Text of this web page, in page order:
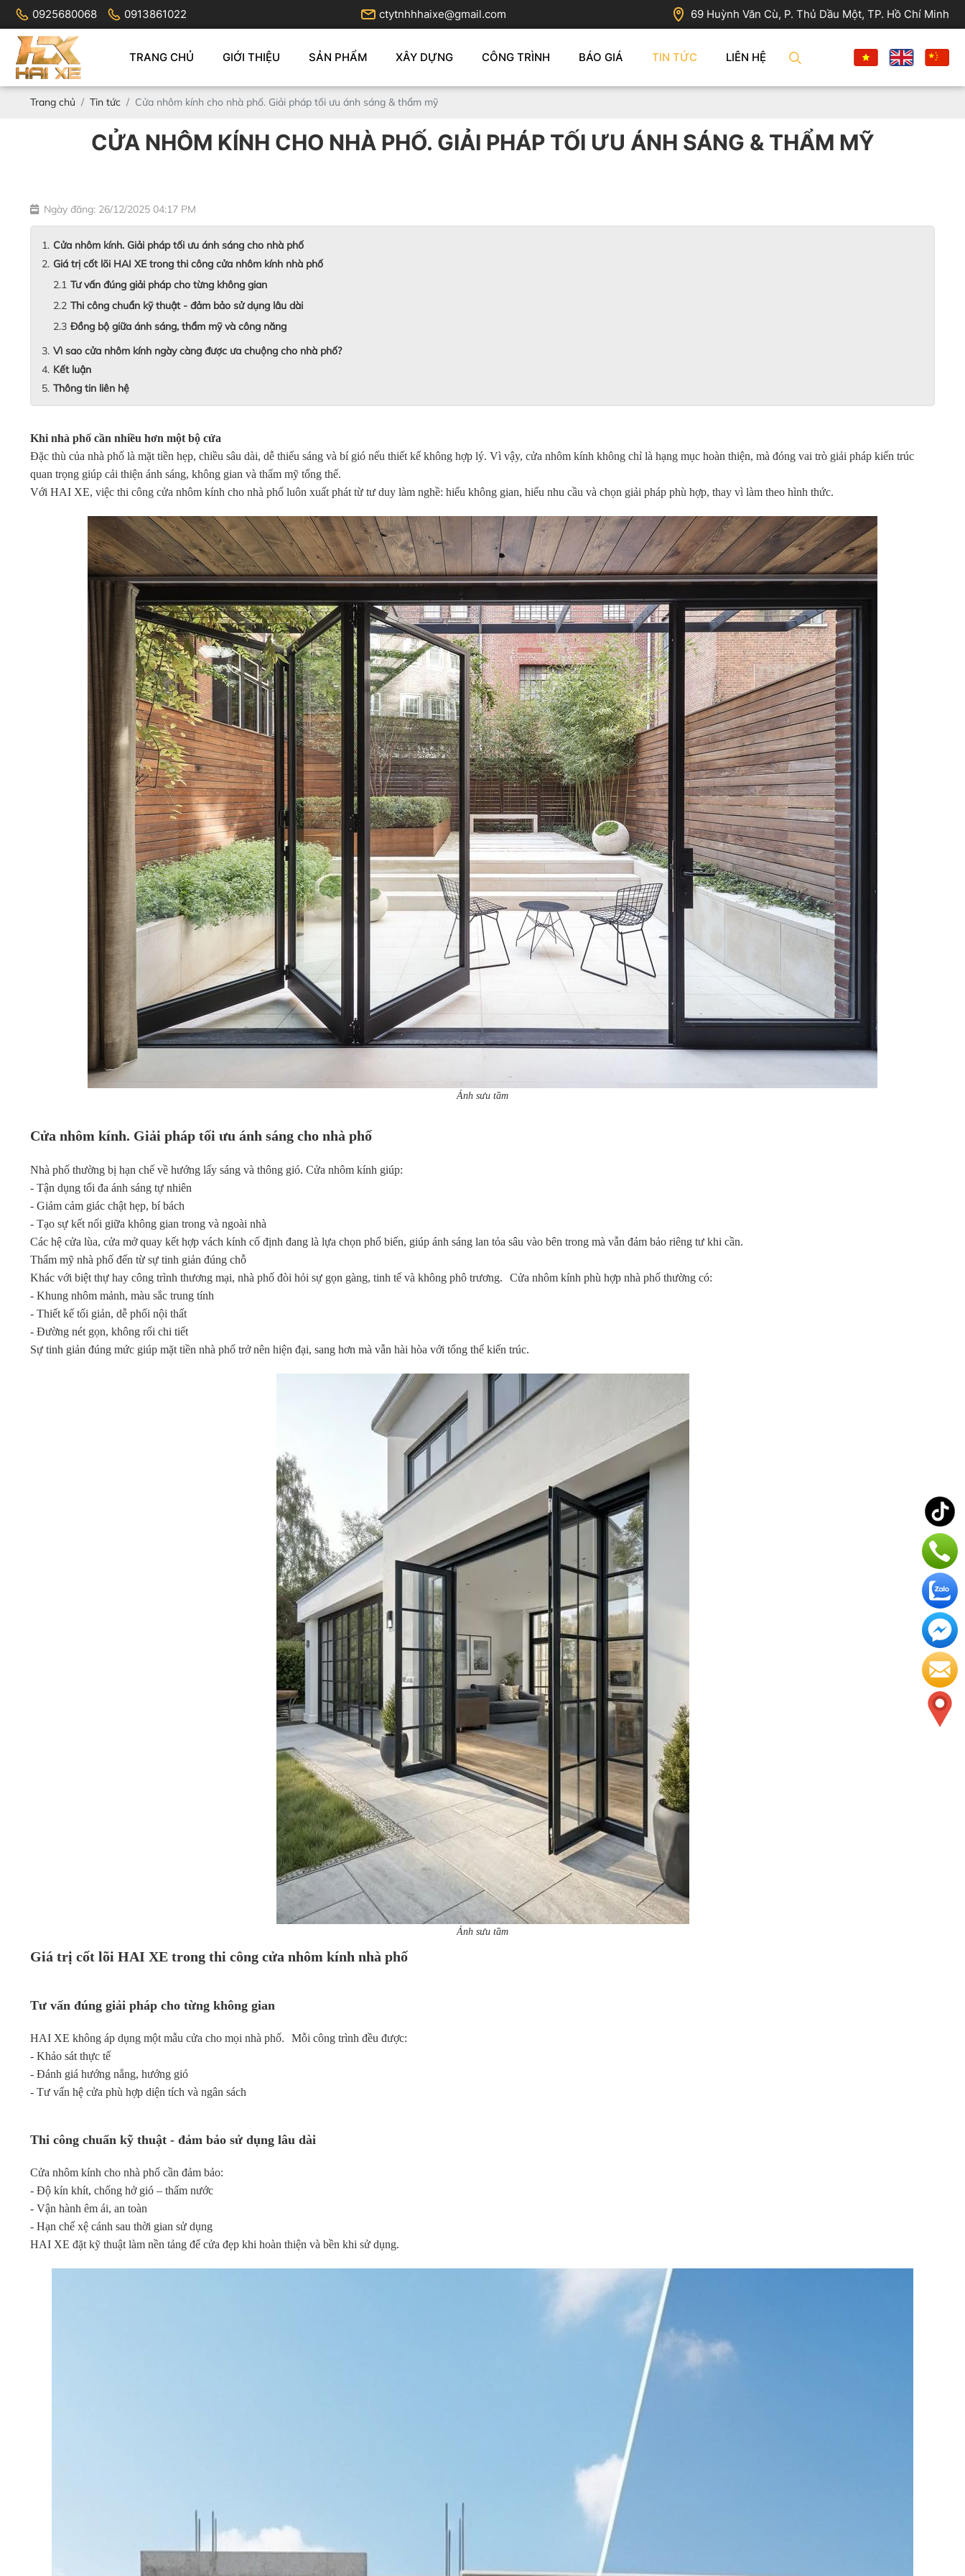
0925680068 0913861022 ctytnhhhaixe@gmail.com 69 Huỳnh Văn Cù, P. Thủ Dầu Một, TP. Hồ Chí Minh
TRANG CHỦ GIỚI THIỆU SẢN PHẨM XÂY DỰNG CÔNG TRÌNH BÁO GIÁ TIN TỨC LIÊN HỆ
Trang chủ Tin tức Cửa nhôm kính cho nhà phố. Giải pháp tối ưu ánh sáng & thẩm mỹ
CỬA NHÔM KÍNH CHO NHÀ PHỐ. GIẢI PHÁP TỐI ƯU ÁNH SÁNG & THẨM MỸ
Ngày đăng: 26/12/2025 04:17 PM
Cửa nhôm kính. Giải pháp tối ưu ánh sáng cho nhà phố
Giá trị cốt lõi HAI XE trong thi công cửa nhôm kính nhà phố
Tư vấn đúng giải pháp cho từng không gian
Thi công chuẩn kỹ thuật - đảm bảo sử dụng lâu dài
Đồng bộ giữa ánh sáng, thẩm mỹ và công năng
Vì sao cửa nhôm kính ngày càng được ưa chuộng cho nhà phố?
Kết luận
Thông tin liên hệ
Khi nhà phố cần nhiều hơn một bộ cửa
Đặc thù của nhà phố là mặt tiền hẹp, chiều sâu dài, dễ thiếu sáng và bí gió nếu thiết kế không hợp lý. Vì vậy, cửa nhôm kính không chỉ là hạng mục hoàn thiện, mà đóng vai trò giải pháp kiến trúc
quan trọng giúp cải thiện ánh sáng, không gian và thẩm mỹ tổng thể.
Với HAI XE, việc thi công cửa nhôm kính cho nhà phố luôn xuất phát từ tư duy làm nghề: hiểu không gian, hiểu nhu cầu và chọn giải pháp phù hợp, thay vì làm theo hình thức.
Ảnh sưu tầm
Cửa nhôm kính. Giải pháp tối ưu ánh sáng cho nhà phố
Nhà phố thường bị hạn chế về hướng lấy sáng và thông gió. Cửa nhôm kính giúp:
- Tận dụng tối đa ánh sáng tự nhiên
- Giảm cảm giác chật hẹp, bí bách
- Tạo sự kết nối giữa không gian trong và ngoài nhà
Các hệ cửa lùa, cửa mở quay kết hợp vách kính cố định đang là lựa chọn phổ biến, giúp ánh sáng lan tỏa sâu vào bên trong mà vẫn đảm bảo riêng tư khi cần.
Thẩm mỹ nhà phố đến từ sự tinh giản đúng chỗ
Khác với biệt thự hay công trình thương mại, nhà phố đòi hỏi sự gọn gàng, tinh tế và không phô trương. Cửa nhôm kính phù hợp nhà phố thường có:
- Khung nhôm mảnh, màu sắc trung tính
- Thiết kế tối giản, dễ phối nội thất
- Đường nét gọn, không rối chi tiết
Sự tinh giản đúng mức giúp mặt tiền nhà phố trở nên hiện đại, sang hơn mà vẫn hài hòa với tổng thể kiến trúc.
Ảnh sưu tầm
Giá trị cốt lõi HAI XE trong thi công cửa nhôm kính nhà phố
Tư vấn đúng giải pháp cho từng không gian
HAI XE không áp dụng một mẫu cửa cho mọi nhà phố. Mỗi công trình đều được:
- Khảo sát thực tế
- Đánh giá hướng nắng, hướng gió
- Tư vấn hệ cửa phù hợp diện tích và ngân sách
Thi công chuẩn kỹ thuật - đảm bảo sử dụng lâu dài
Cửa nhôm kính cho nhà phố cần đảm bảo:
- Độ kín khít, chống hở gió – thấm nước
- Vận hành êm ái, an toàn
- Hạn chế xệ cánh sau thời gian sử dụng
HAI XE đặt kỹ thuật làm nền tảng để cửa đẹp khi hoàn thiện và bền khi sử dụng.